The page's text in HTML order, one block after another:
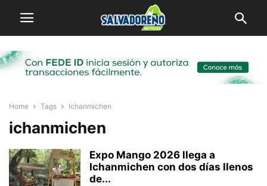
Home Tags Ichanmichen
ichanmichen
Expo Mango 2026 llega a
Ichanmichen con dos días llenos
de...